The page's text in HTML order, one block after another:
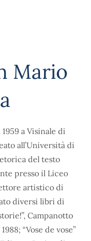
Mario
a Visinale di
all’Università di
del testo
presso il Liceo
artistico di
diversi libri di
Campanotto
“Vose de vose”